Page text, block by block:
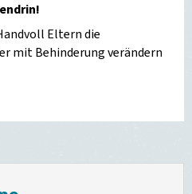
Eltern die
mit Behinderung verändern